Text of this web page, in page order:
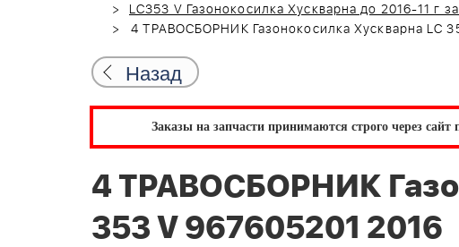
LC353 V Газонокосилка Хускварна до 2016-11 г
4 ТРАВОСБОРНИК Газонокосилка Хускварна LC
Назад
Заказы на запчасти принимаются строго через сайт
4 ТРАВОСБОРНИК
353 V 967605201 2016